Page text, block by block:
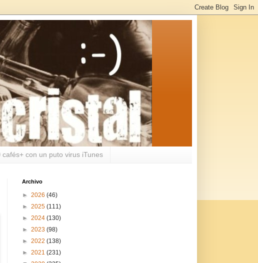
cafés+ con un puto virus iTunes
Archivo
► 2026 (46)
► 2025 (111)
► 2024 (130)
► 2023 (98)
► 2022 (138)
► 2021 (231)